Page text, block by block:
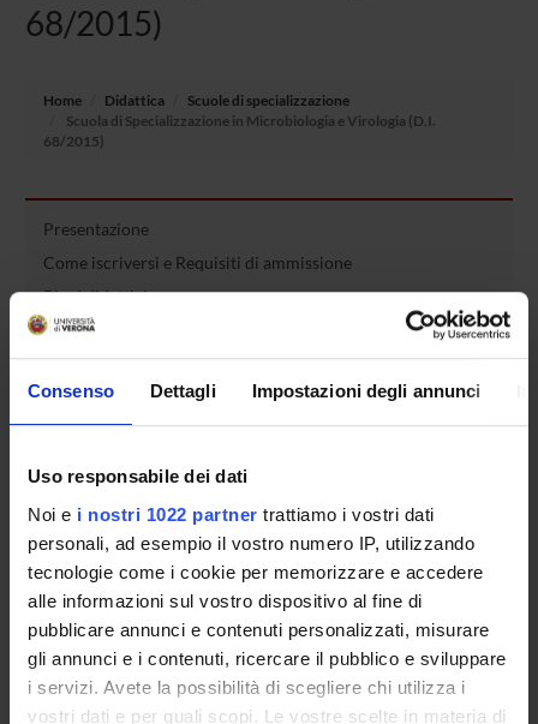
Consenso Dettagli Impostazioni degli annunci
Uso responsabile dei dati
Noi e i nostri 1022 partner trattiamo i vostri dati
personali, ad esempio il vostro numero IP, utilizzando
tecnologie come i cookie per memorizzare e accedere
alle informazioni sul vostro dispositivo al fine di
pubblicare annunci e contenuti personalizzati, misurare
gli annunci e i contenuti, ricercare il pubblico e sviluppare
i servizi. Avete la possibilità di scegliere chi utilizza i
vostri dati e per quali scopi. Le vostre scelte in materia di
68/2015)
Home Didattica
Scuole di specializzazione
Scuola di Specializzazione in Microbiologia e Virologia (D.I.
68/2015)
Presentazione
Come iscriversi e Requisiti di ammissione
Piani didattici
Insegnamenti
Bacheca avvisi
Organi collegiali e di governo
Rete formativa
Servizio Studenti Internazionali
OFFERTA FORMATIVA
SEMESTRE FILTRO
CORSI DI LAUREA